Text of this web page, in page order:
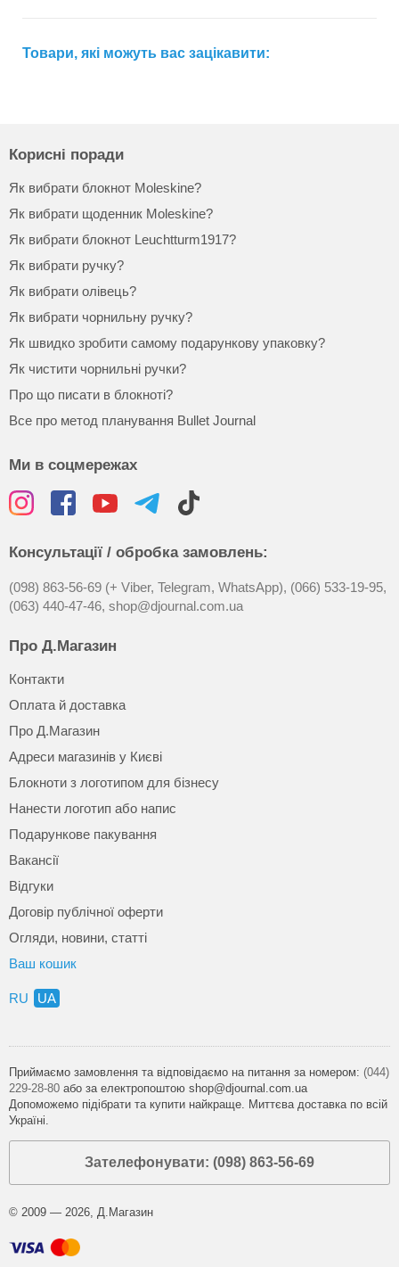
Товари, які можуть вас зацікавити:
Корисні поради
Як вибрати блокнот Moleskine?
Як вибрати щоденник Moleskine?
Як вибрати блокнот Leuchtturm1917?
Як вибрати ручку?
Як вибрати олівець?
Як вибрати чорнильну ручку?
Як швидко зробити самому подарункову упаковку?
Як чистити чорнильні ручки?
Про що писати в блокноті?
Все про метод планування Bullet Journal
Ми в соцмережах
Консультації / обробка замовлень:
(098) 863-56-69 (+ Viber, Telegram, WhatsApp), (066) 533-19-95,
(063) 440-47-46, shop@djournal.com.ua
Про Д.Магазин
Контакти
Оплата й доставка
Про Д.Магазин
Адреси магазинів у Києві
Блокноти з логотипом для бізнесу
Нанести логотип або напис
Подарункове пакування
Вакансії
Відгуки
Договір публічної оферти
Огляди, новини, статті
Ваш кошик
RU UA
Приймаємо замовлення та відповідаємо на питання за номером: (044)
229-28-80 або за електропоштою shop@djournal.com.ua
Допоможемо підібрати та купити найкраще. Миттєва доставка по всій
Україні.
Зателефонувати: (098) 863-56-69
© 2009 — 2026, Д.Магазин